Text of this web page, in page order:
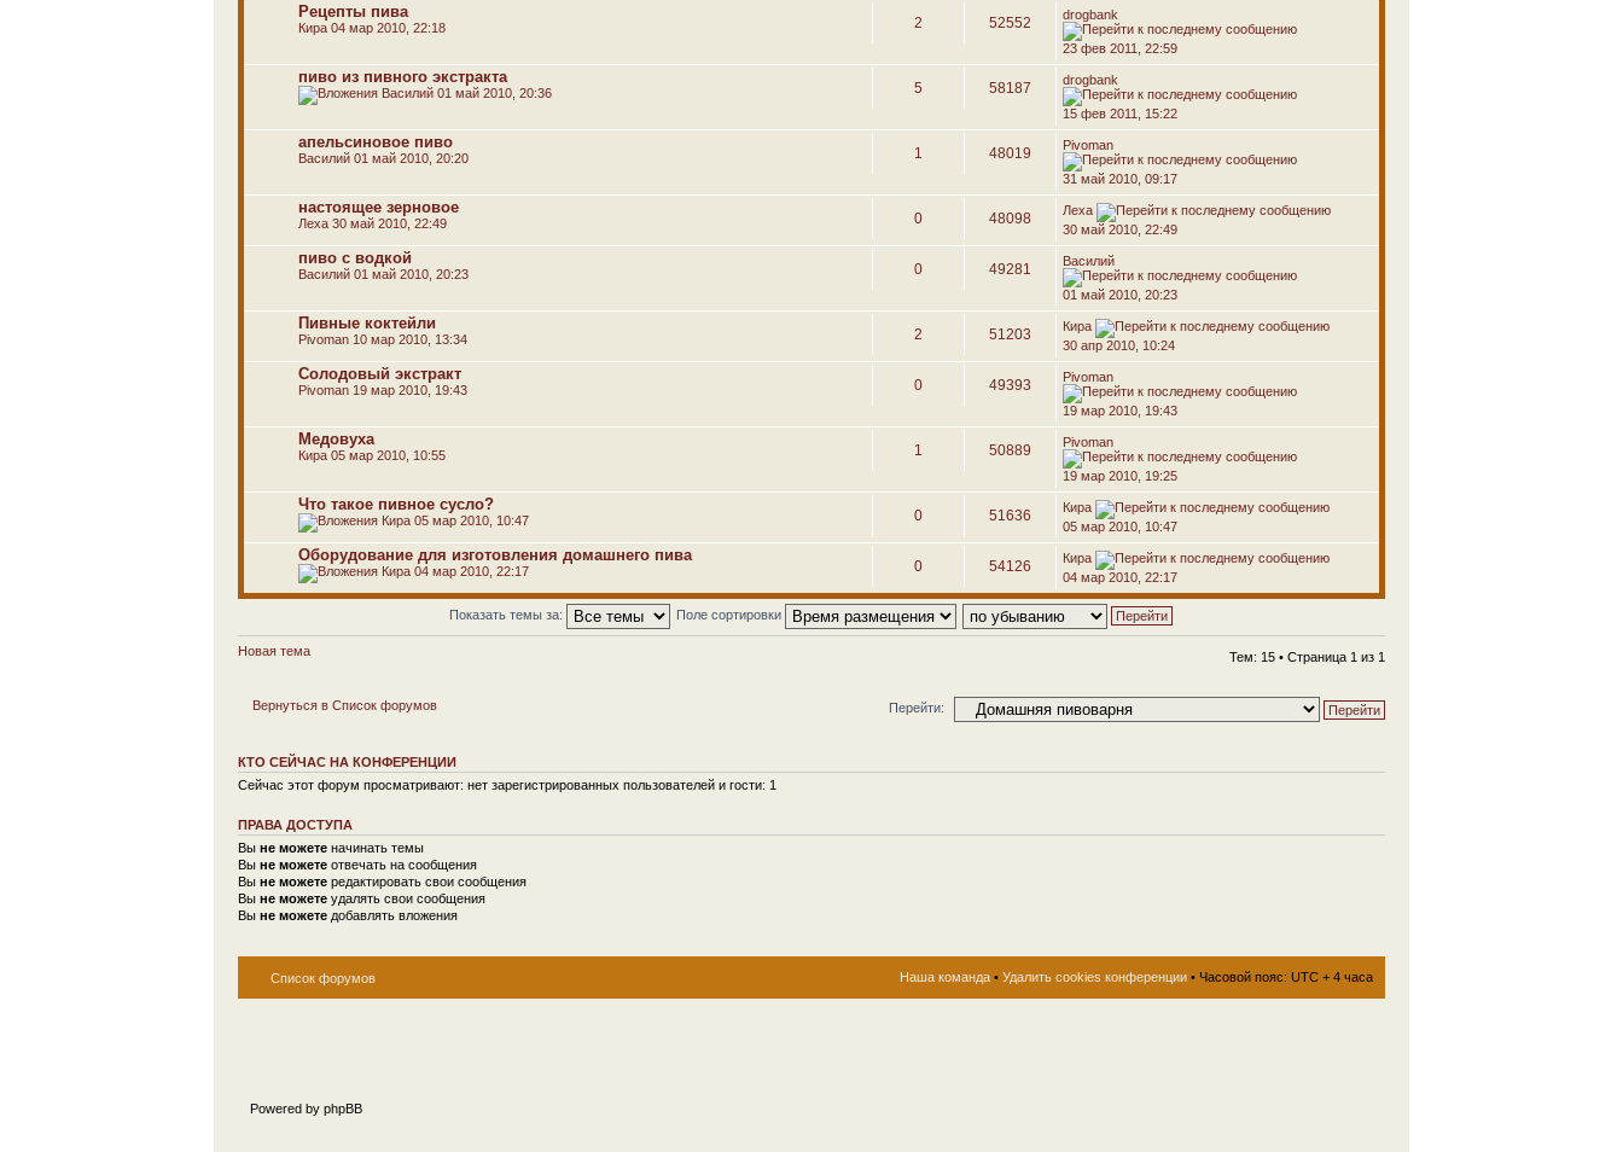
Рецепты пива
Кира 04 мар 2010, 22:18 2 52552 drogbank
23 фев 2011, 22:59
пиво из пивного экстракта
Василий 01 май 2010, 20:36 5 58187 drogbank
15 фев 2011, 15:22
апельсиновое пиво
Василий 01 май 2010, 20:20 1 48019 Pivoman
31 май 2010, 09:17
настоящее зерновое
Леха 30 май 2010, 22:49 0 48098
Леха
30 май 2010, 22:49
пиво с водкой
Василий 01 май 2010, 20:23 0 49281 Василий
01 май 2010, 20:23
Пивные коктейли
Pivoman 10 мар 2010, 13:34 2 51203
Кира
30 апр 2010, 10:24
Солодовый экстракт
Pivoman 19 мар 2010, 19:43 0 49393 Pivoman
19 мар 2010, 19:43
Медовуха
Кира 05 мар 2010, 10:55 1 50889 Pivoman
19 мар 2010, 19:25
Что такое пивное сусло?
Кира 05 мар 2010, 10:47 0 51636
Кира
05 мар 2010, 10:47
Оборудование для изготовления домашнего пива
Кира 04 мар 2010, 22:17 0 54126
Кира
04 мар 2010, 22:17
Показать темы за: Поле сортировки
Новая тема Тем: 15 • Страница 1 из 1
Вернуться в Список форумов Перейти:
КТО СЕЙЧАС НА КОНФЕРЕНЦИИ
Сейчас этот форум просматривают: нет зарегистрированных пользователей и гости: 1
ПРАВА ДОСТУПА
Вы не можете начинать темы
Вы не можете отвечать на сообщения
Вы не можете редактировать свои сообщения
Вы не можете удалять свои сообщения
Вы не можете добавлять вложения
Список форумов Наша команда • Удалить cookies конференции • Часовой пояс: UTC + 4 часа
Powered by phpBB